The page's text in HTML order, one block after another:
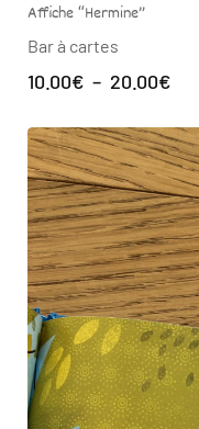
Affiche “Hermine”
Bar à cartes
10.00€ – 20.00€